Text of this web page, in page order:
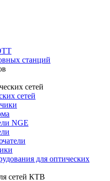
станций
сетей
NGE
для оптических